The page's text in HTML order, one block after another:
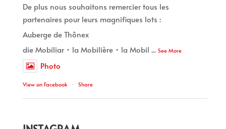
De plus nous souhaitons remercier tous les
partenaires pour leurs magnifiques lots :
Auberge de Thônex
die Mobiliar • la Mobilière • la Mobil ... See More
Photo
View on Facebook · Share